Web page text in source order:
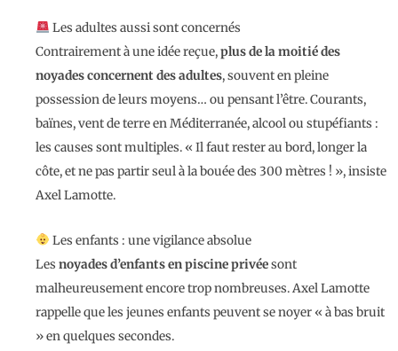
Les adultes aussi sont concernés
Contrairement à une idée reçue,plus de la moitié des
noyades concernent des adultes, souvent en pleine
possession de leurs moyens… ou pensant l’être. Courants,
baïnes, vent de terre en Méditerranée, alcool ou stupéfiants :
les causes sont multiples. « Il faut rester au bord, longer la
côte, et ne pas partir seul à la bouée des 300 mètres ! », insiste
Axel Lamotte.
Les enfants : une vigilance absolue
Les noyades d’enfants en piscine privéesont
malheureusement encore trop nombreuses. Axel Lamotte
rappelle que les jeunes enfants peuvent se noyer « à bas bruit
» en quelques secondes.